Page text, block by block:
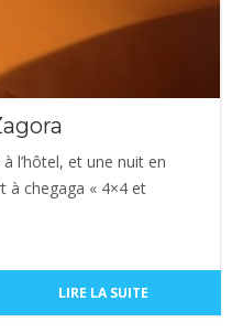
l’hôtel, et une nuit en
à chegaga « 4×4 et
LIRE LA SUITE